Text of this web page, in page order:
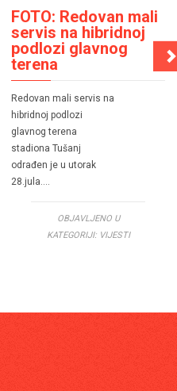
FOTO: Redovan mali
servis na hibridnoj
podlozi glavnog
terena
Redovan mali servis na
hibridnoj podlozi
glavnog terena
stadiona Tušanj
odrađen je u utorak
28.jula….
OBJAVLJENO U
KATEGORIJI: VIJESTI